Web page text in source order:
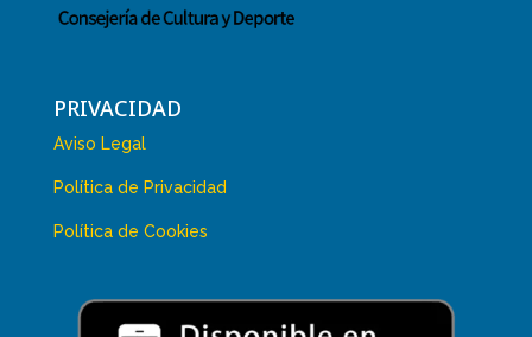
PRIVACIDAD
Aviso Legal
Política de Privacidad
Política de Cookies